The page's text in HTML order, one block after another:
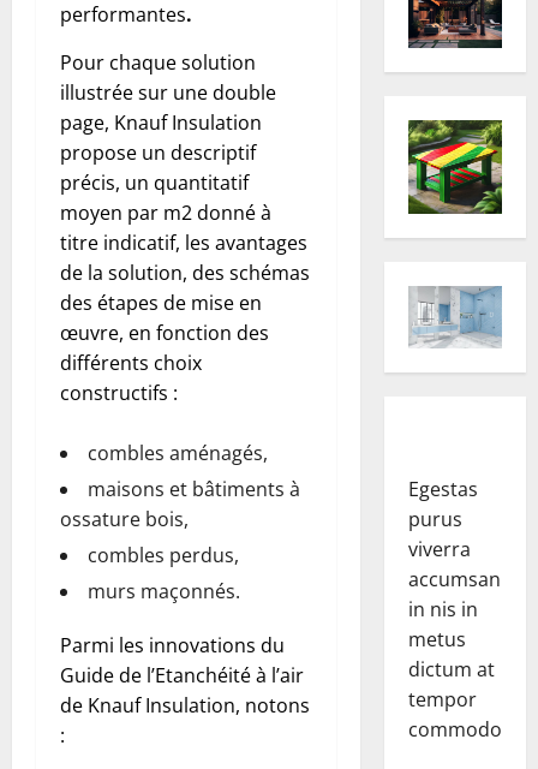
performantes.
Pour chaque solution
illustrée sur une double
page, Knauf Insulation
propose un descriptif
précis, un quantitatif
moyen par m2 donné à
titre indicatif, les avantages
de la solution, des schémas
des étapes de mise en
œuvre, en fonction des
différents choix
constructifs :
combles aménagés,
maisons et bâtiments à
ossature bois,
combles perdus,
murs maçonnés.
Parmi les innovations du
Guide de l’Etanchéité à l’air
de Knauf Insulation, notons
:
Egestas
purus
viverra
accumsan
in nis in
metus
dictum at
tempor
commodo.